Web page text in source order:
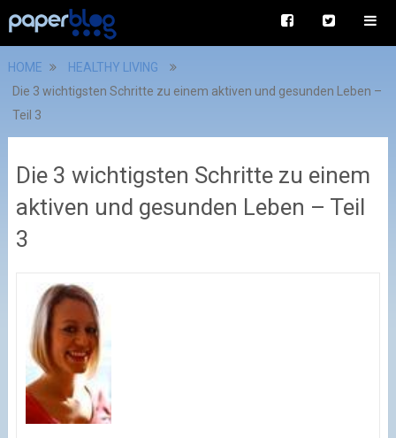
HOME
HEALTHY LIVING
Die 3 wichtigsten Schritte zu einem aktiven und gesunden Leben –
Teil 3
Die 3 wichtigsten Schritte zu einem
aktiven und gesunden Leben – Teil
3